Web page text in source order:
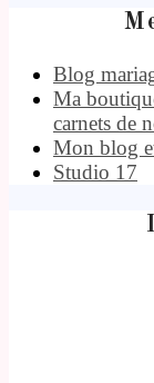
Blog
Ma
carnets de
Mon blog
Studio 17